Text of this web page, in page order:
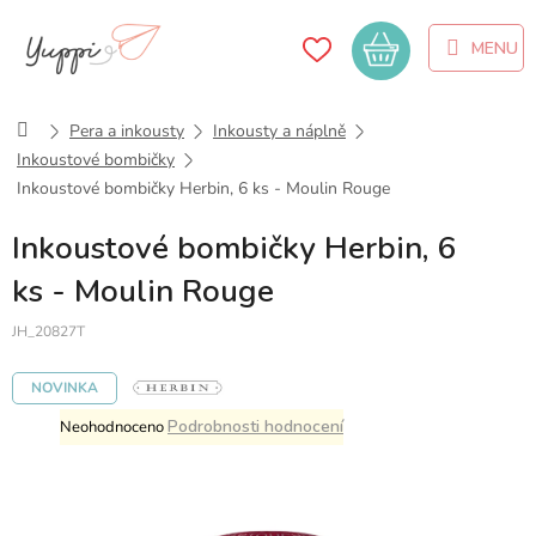
obsah
Nákupní
košík
DomůPera a inkousty
Inkousty a náplně
Inkoustové bombičky
Inkoustové bombičky Herbin, 6 ks - Moulin Rouge
Inkoustové bombičky Herbin, 6
ks - Moulin Rouge
JH_20827T
NOVINKA
Průměrné
hodnocení
NeohodnocenoPodrobnosti hodnocení